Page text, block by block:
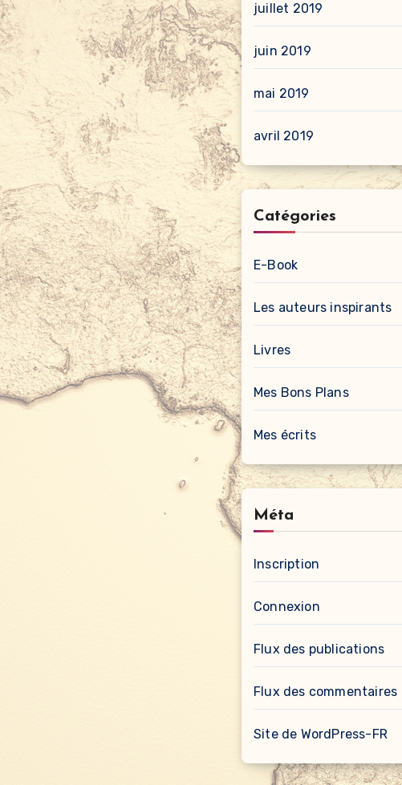
juillet 2019
juin 2019
mai 2019
avril 2019
Catégories
E-Book
Les auteurs inspirants
Livres
Mes Bons Plans
Mes écrits
Méta
Inscription
Connexion
Flux des publications
Flux des commentaires
Site de WordPress-FR